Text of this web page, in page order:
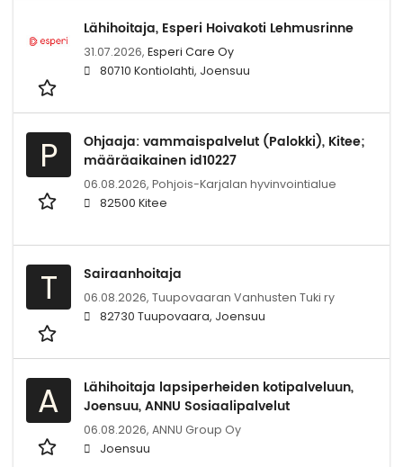
Lähihoitaja, Esperi Hoivakoti Lehmusrinne
31.07.2026, Esperi Care Oy
80710 Kontiolahti, Joensuu
P
Ohjaaja: vammaispalvelut (Palokki), Kitee;
määräaikainen id10227
06.08.2026, Pohjois-Karjalan hyvinvointialue
82500 Kitee
T Sairaanhoitaja
06.08.2026, Tuupovaaran Vanhusten Tuki ry
82730 Tuupovaara, Joensuu
A
Lähihoitaja lapsiperheiden kotipalveluun,
Joensuu, ANNU Sosiaalipalvelut
06.08.2026, ANNU Group Oy
Joensuu